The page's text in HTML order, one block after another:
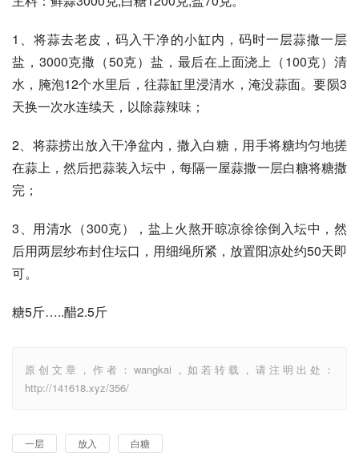
1、将蒜去老皮，码入干净的小缸内，码时一层蒜撒一层
盐，3000克撒（50克）盐，最后在上面浇上（100克）清
水，腌泡12个水里后，往蒜缸里浸清水，淹没蒜面。要陨3
天换一次水连续天，以除蒜辣味；
2、将蒜捞出放入干净盆内，撒入白糖，用手将糖均匀地搓
在蒜上，然后把蒜装入坛中，每隔一屋蒜撒一层白糖将糖撒
完；
3、用清水（300克），盐上火熬开晾凉徐徐倒入坛中，然
后用两层纱布封住坛口，用细绳所紧，放置阳凉处约50天即
可。
糖5斤…..醋2.5斤
原创文章，作者：wangkai，如若转载，请注明出处：
http://141618.xyz/356/
一层 放入 白糖